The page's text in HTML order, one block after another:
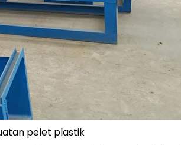
pelet plastik